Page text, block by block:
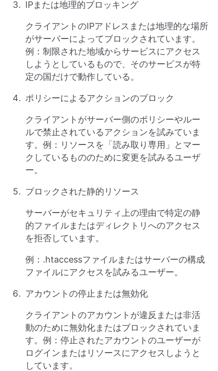
IPまたは地理的ブロッキング
クライアントのIPアドレスまたは地理的な場所
がサーバーによってブロックされています。
例：制限された地域からサービスにアクセス
しようとしているもので、そのサービスが特
定の国だけで動作している。
ポリシーによるアクションのブロック
クライアントがサーバー側のポリシーやルー
ルで禁止されているアクションを試みていま
す。例：リソースを「読み取り専用」とマー
クしているもののために変更を試みるユーザ
ー。
ブロックされた静的リソース
サーバーがセキュリティ上の理由で特定の静
的ファイルまたはディレクトリへのアクセス
を拒否しています。
例：.htaccessファイルまたはサーバーの構成
ファイルにアクセスを試みるユーザー。
アカウントの停止または無効化
クライアントのアカウントが違反または非活
動のために無効化またはブロックされていま
す。例：停止されたアカウントのユーザーが
ログインまたはリソースにアクセスしようと
しています。